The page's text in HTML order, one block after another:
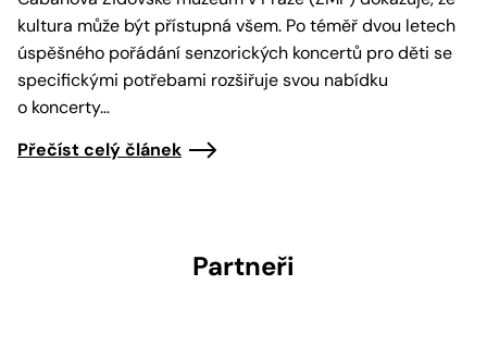
kultura může být přístupná všem. Po téměř dvou letech
úspěšného pořádání senzorických koncertů pro děti se
specifickými potřebami rozšiřuje svou nabídku
o koncerty…
Přečíst celý článek
Partneři